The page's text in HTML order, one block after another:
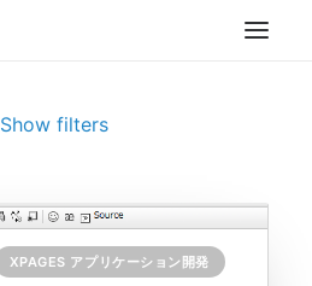
Show filters
XPAGES アプリケーション開発